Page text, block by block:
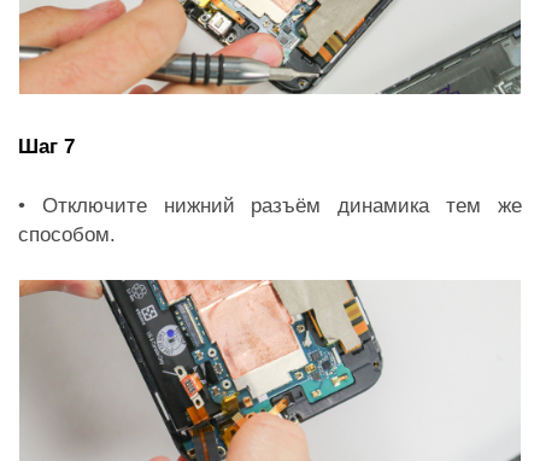
Шаг 7
• Отключите нижний разъём динамика тем же
способом.